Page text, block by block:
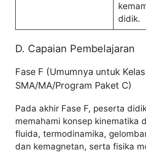
didik.
D. Capaian Pembelajaran
Fase F (Umumnya untuk
SMA/MA/Program Paket C)
Pada akhir Fase F, peserta
memahami konsep kinematika
fluida, termodinamika,
dan kemagnetan, serta fisika